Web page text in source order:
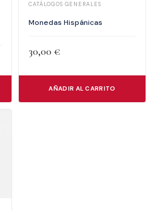
CATÁLOGOS GENERALES
Monedas Hispánicas
30,00 €
AÑADIR AL CARRITO